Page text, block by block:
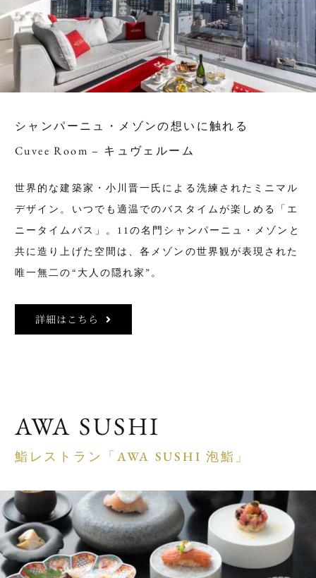
シャンパーニュ・メゾンの想いに触れる
Cuvee Room – キュヴェルーム
世界的な建築家・小川晋一氏による洗練されたミニマル
デザイン。いつでも適温でのバスタイムが楽しめる「エ
ニータイムバス」。11の名門シャンパーニュ・メゾンと
共に造り上げた空間は、各メゾンの世界観が表現された
唯一無二の“大人の隠れ家”。
詳細はこちら
AWA SUSHI
鮨レストラン「AWA SUSHI 泡鮨」